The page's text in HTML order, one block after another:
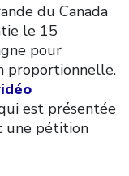
du Canada
le 15
pour
proportionnelle.
est présentée
une pétition